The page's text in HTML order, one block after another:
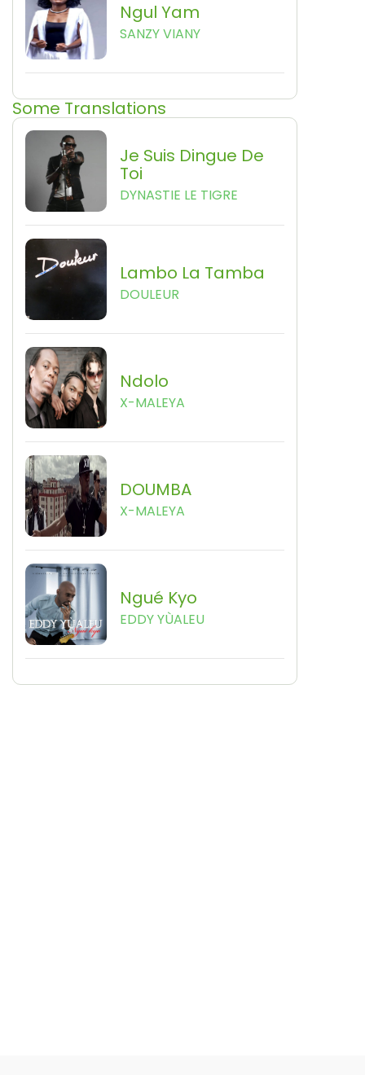
Ngul Yam
SANZY VIANY
Some Translations
Je Suis Dingue De
Toi
DYNASTIE LE TIGRE
Lambo La Tamba
DOULEUR
Ndolo
X-MALEYA
DOUMBA
X-MALEYA
Ngué Kyo
EDDY YÙALEU